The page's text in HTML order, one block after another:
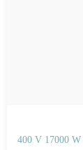
400 V 17000